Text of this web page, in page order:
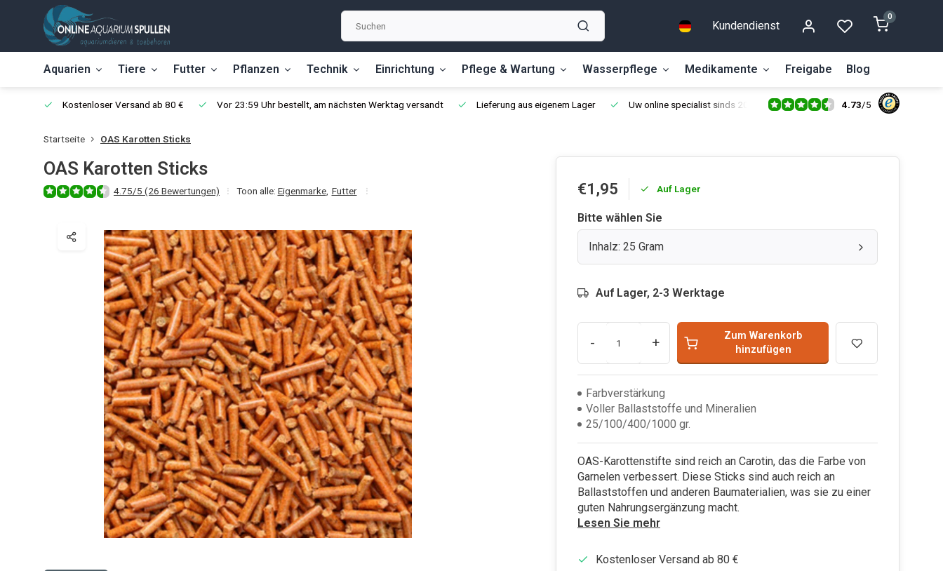
Kundendienst
0
Aquarien Tiere Futter Pflanzen Technik Einrichtung Pflege & Wartung Wasserpflege Medikamente Freigabe Blog
Kostenloser Versand ab 80 € Vor 23:59 Uhr bestellt, am nächsten Werktag versandt Lieferung aus eigenem Lager Uw online specialist sinds 2014 4.73/5
Startseite OAS Karotten Sticks
OAS Karotten Sticks
4.75/5 (26 Bewertungen) Toon alle: Eigenmarke, Futter €1,95 Auf Lager
Bitte wählen Sie
Inhalz: 25 Gram
Auf Lager, 2-3 Werktage
- +
Zum Warenkorb
hinzufügen
Farbverstärkung
Voller Ballaststoffe und Mineralien
25/100/400/1000 gr.
OAS-Karottenstifte sind reich an Carotin, das die Farbe von
Garnelen verbessert. Diese Sticks sind auch reich an
Ballaststoffen und anderen Baumaterialien, was sie zu einer
guten Nahrungsergänzung macht.
Lesen Sie mehr
Kostenloser Versand ab 80 €